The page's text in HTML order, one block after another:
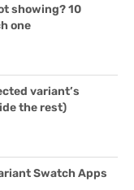
showing? 10
one
variant’s
the rest)
Swatch Apps